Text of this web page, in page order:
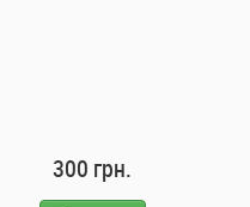
300 грн.